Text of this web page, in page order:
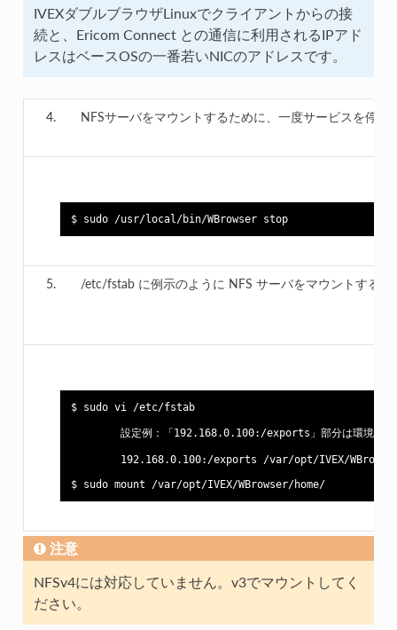
IVEXダブルブラウザLinuxでクライアントからの接
続と、Ericom Connect との通信に利用されるIPアド
レスはベースOSの一番若いNICのアドレスです。
NFSサーバをマウントするために、一度サービスを停止
$ sudo /usr/local/bin/WBrowser stop
/etc/fstab に例示のように NFS サーバをマウントする
$ sudo vi /etc/fstab
設定例：「192.168.0.100:/exports」部分は環境に合
192.168.0.100:/exports /var/opt/IVEX/
$ sudo mount /var/opt/IVEX/WBrowser/home/
注意
NFSv4には対応していません。v3でマウントしてく
ださい。